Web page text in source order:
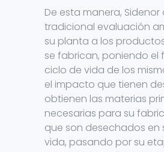
De esta manera,
tradicional evaluación
su planta a los
se fabrican, poniendo el
ciclo de vida de los
el impacto que tienen
obtienen las materias
necesarias para su
que son desechados en
vida, pasando por su